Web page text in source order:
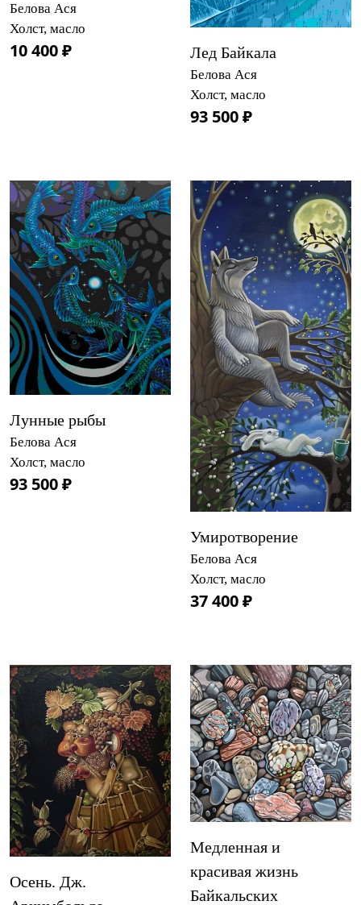
Белова Ася
Холст, масло
10 400 ₽ Лед Байкала
Белова Ася
Холст, масло
93 500 ₽
Лунные рыбы
Белова Ася
Холст, масло
93 500 ₽
Умиротворение
Белова Ася
Холст, масло
37 400 ₽
Осень. Дж.
Медленная и
красивая жизнь
Байкальских